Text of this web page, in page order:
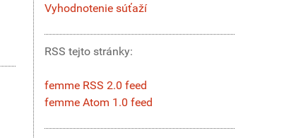
Vyhodnotenie súťaží
RSS tejto stránky:
femme RSS 2.0 feed
femme Atom 1.0 feed